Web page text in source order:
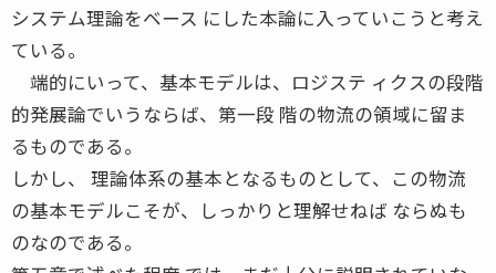
システム理論をベース にした本論に入っていこうと考え
ている。
端的にいって、基本モデルは、ロジステ ィクスの段階
的発展論でいうならば、第一段 階の物流の領域に留ま
るものである。
しかし、 理論体系の基本となるものとして、この物流
の基本モデルこそが、しっかりと理解せねば ならぬも
のなのである。